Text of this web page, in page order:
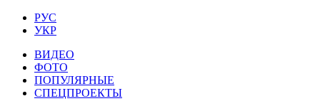
РУС
УКР
ВИДЕО
ФОТО
ПОПУЛЯРНЫЕ
СПЕЦПРОЕКТЫ